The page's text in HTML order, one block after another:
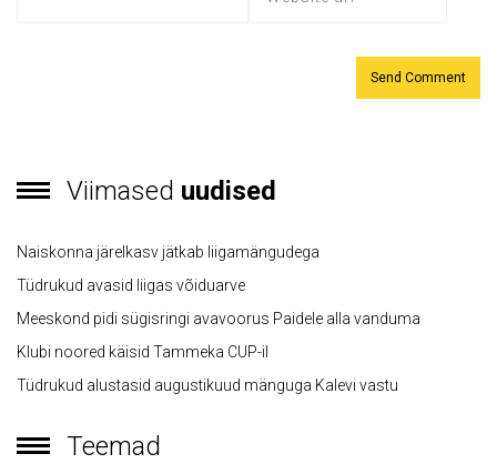
Viimased uudised
Naiskonna järelkasv jätkab liigamängudega
Tüdrukud avasid liigas võiduarve
Meeskond pidi sügisringi avavoorus Paidele alla vanduma
Klubi noored käisid Tammeka CUP-il
Tüdrukud alustasid augustikuud mänguga Kalevi vastu
Teemad